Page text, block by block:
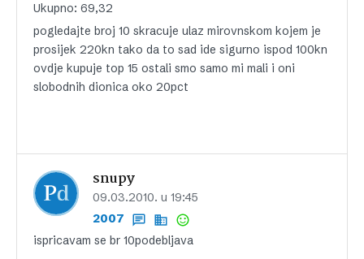
Ukupno: 69,32
pogledajte broj 10 skracuje ulaz mirovnskom kojem je
prosijek 220kn tako da to sad ide sigurno ispod 100kn
ovdje kupuje top 15 ostali smo samo mi mali i oni
slobodnih dionica oko 20pct
snupy
09.03.2010. u 19:45
2007
ispricavam se br 10podebljava